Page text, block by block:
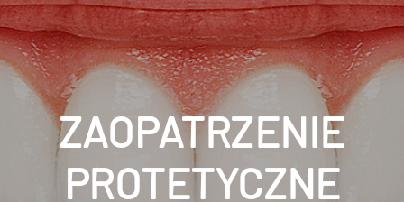
ZAOPATRZENIE
PROTETYCZNE